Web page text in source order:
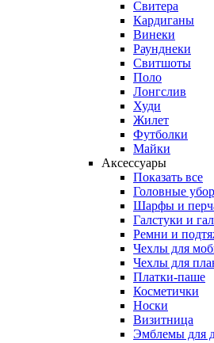
Свитера
Кардиганы
Винеки
Раунднеки
Свитшоты
Поло
Лонгслив
Худи
Жилет
Футболки
Майки
Аксессуары
Показать все
Головные
Шарфы и
Галстуки и
Ремни и
Чехлы для
Чехлы для
Платки-паше
Косметички
Носки
Визитница
Эмблемы для